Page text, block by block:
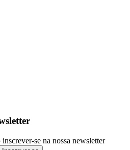
se na nossa newsletter